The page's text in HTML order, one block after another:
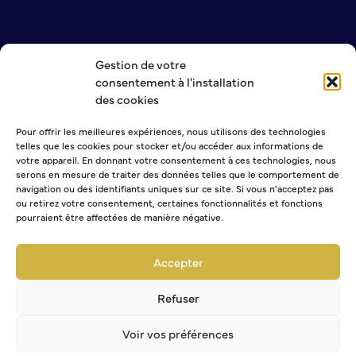
Gestion de votre
consentement à l'installation
des cookies
Pour offrir les meilleures expériences, nous utilisons des technologies
telles que les cookies pour stocker et/ou accéder aux informations de
votre appareil. En donnant votre consentement à ces technologies, nous
serons en mesure de traiter des données telles que le comportement de
navigation ou des identifiants uniques sur ce site. Si vous n'acceptez pas
ou retirez votre consentement, certaines fonctionnalités et fonctions
pourraient être affectées de manière négative.
Accepter
Refuser
Voir vos préférences
NOUS CONTACTER
MENTIONS LÉGALES
POLITIQUE DE CONFIDENTIALITÉ
NEWSLETTER
Abonnement Agenda
Journal municipal
Le Territoire
Le Département de la Seine-Maritime
La Région Normandie
Culture
Espace Bourvil
Médiathèque Boris Vian
Boîtes à lire